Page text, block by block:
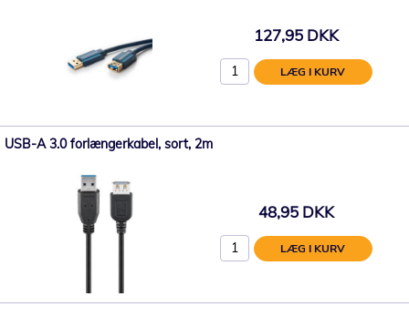
127,95 DKK
LÆG I KURV
USB-A 3.0 forlængerkabel, sort, 2m
48,95 DKK
LÆG I KURV